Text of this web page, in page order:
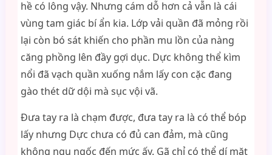
hề có lông vậy. Nhưng cám dỗ hơn cả vẫn là cái
vùng tam giác bí ẩn kia. Lớp vải quần đã mỏng rồi
lại còn bó sát khiến cho phần mu lồn của nàng
căng phồng lên đầy gợi dục. Dực không thể kìm
nổi đã vạch quần xuống nắm lấy con cặc đang
gào thét dữ dội mà sục vội vã.
Đưa tay ra là chạm được, đưa tay ra là có thể bóp
lấy nhưng Dực chưa có đủ can đảm, mà cũng
không ngu ngốc đến mức ấy. Gã chỉ có thể dí mặt